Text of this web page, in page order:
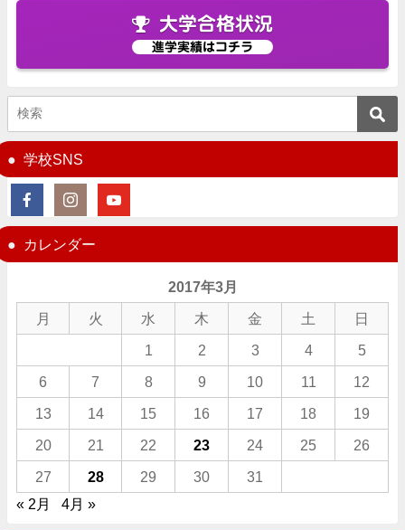
大学合格状況
進学実績はコチラ
学校SNS
カレンダー
2017年3月
月 火 水 木 金 土 日
1 2 3 4 5
6 7 8 9 10 11 12
13 14 15 16 17 18 19
20 21 22 23 24 25 26
27 28 29 30
31
« 2月
4月 »